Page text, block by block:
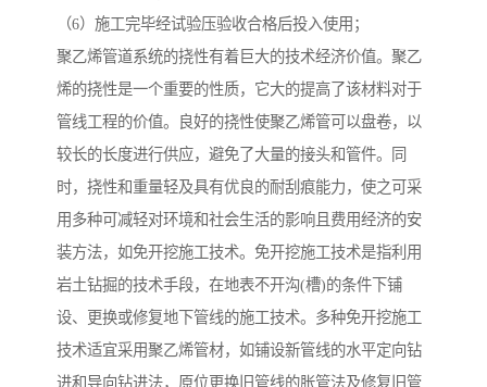
（6）施工完毕经试验压验收合格后投入使用；
聚乙烯管道系统的挠性有着巨大的技术经济价值。聚乙
烯的挠性是一个重要的性质，它大的提高了该材料对于
管线工程的价值。良好的挠性使聚乙烯管可以盘卷，以
较长的长度进行供应，避免了大量的接头和管件。同
时，挠性和重量轻及具有优良的耐刮痕能力，使之可采
用多种可减轻对环境和社会生活的影响且费用经济的安
装方法，如免开挖施工技术。免开挖施工技术是指利用
岩土钻掘的技术手段，在地表不开沟(槽)的条件下铺
设、更换或修复地下管线的施工技术。多种免开挖施工
技术适宜采用聚乙烯管材，如铺设新管线的水平定向钻
进和导向钻进法，原位更换旧管线的胀管法及修复旧管